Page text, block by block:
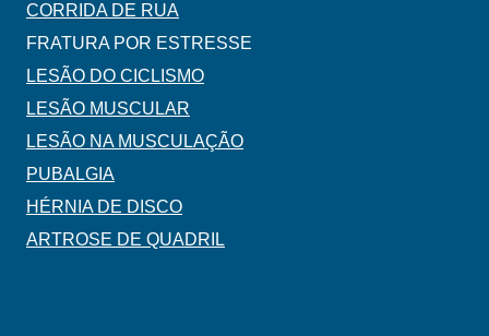
CORRIDA DE RUA
FRATURA POR ESTRESSE
LESÃO DO CICLISMO
LESÃO MUSCULAR
LESÃO NA MUSCULAÇÃO
PUBALGIA
HÉRNIA DE DISCO
ARTROSE DE QUADRIL